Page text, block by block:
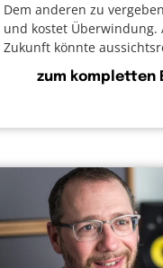
Dem anderen zu
und kostet Überwindung.
Zukunft könnte
zum kompletten